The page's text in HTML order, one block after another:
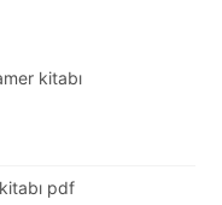
kitabı
pdf